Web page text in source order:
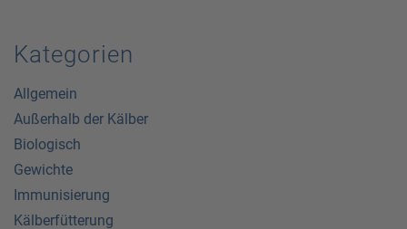
Kategorien
Allgemein
Außerhalb der Kälber
Biologisch
Gewichte
Immunisierung
Kälberfütterung